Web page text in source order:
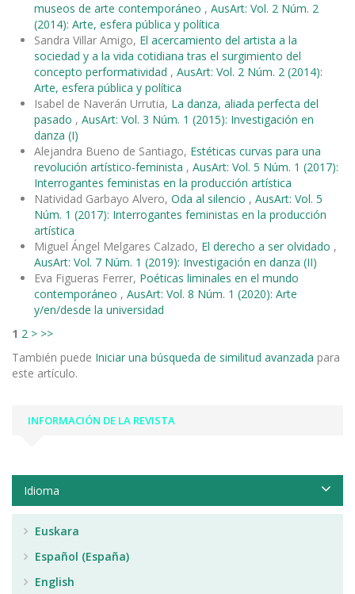
museos de arte contemporáneo , AusArt: Vol. 2 Núm. 2
(2014): Arte, esfera pública y política
Sandra Villar Amigo, El acercamiento del artista a la
sociedad y a la vida cotidiana tras el surgimiento del
concepto performatividad , AusArt: Vol. 2 Núm. 2 (2014):
Arte, esfera pública y política
Isabel de Naverán Urrutia, La danza, aliada perfecta del
pasado , AusArt: Vol. 3 Núm. 1 (2015): Investigación en
danza (I)
Alejandra Bueno de Santiago, Estéticas curvas para una
revolución artístico-feminista , AusArt: Vol. 5 Núm. 1 (2017):
Interrogantes feministas en la producción artística
Natividad Garbayo Alvero, Oda al silencio , AusArt: Vol. 5
Núm. 1 (2017): Interrogantes feministas en la producción
artística
Miguel Ángel Melgares Calzado, El derecho a ser olvidado ,
AusArt: Vol. 7 Núm. 1 (2019): Investigación en danza (II)
Eva Figueras Ferrer, Poéticas liminales en el mundo
contemporáneo , AusArt: Vol. 8 Núm. 1 (2020): Arte
y/en/desde la universidad
1 2 > >>
También puede Iniciar una búsqueda de similitud avanzada para
este artículo.
INFORMACIÓN DE LA REVISTA
Idioma
Euskara
Español (España)
English